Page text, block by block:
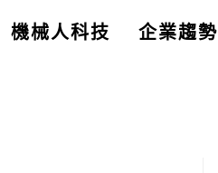
機械人科技 企業趨勢